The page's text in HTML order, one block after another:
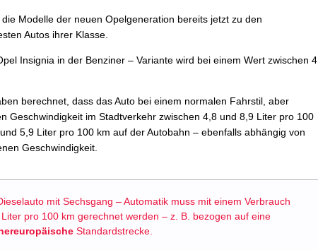
Modelle der neuen Opelgeneration bereits jetzt zu den
Autos ihrer Klasse.
Insignia in der Benziner – Variante wird bei einem Wert zwischen 4
berechnet, dass das Auto bei einem normalen Fahrstil, aber
Geschwindigkeit im Stadtverkehr zwischen 4,8 und 8,9 Liter pro 100
5,9 Liter pro 100 km auf der Autobahn – ebenfalls abhängig von
Geschwindigkeit.
mit Sechsgang – Automatik muss mit einem Verbrauch
pro 100 km gerechnet werden – z. B. bezogen auf eine
Standardstrecke.